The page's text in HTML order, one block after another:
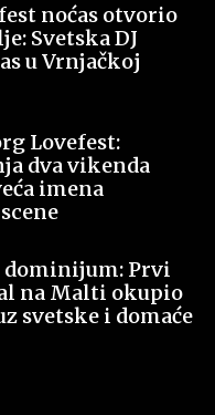
noćas otvorio
Svetska DJ
u Vrnjačkoj
Lovefest:
dva vikenda
imena
Prvi
na Malti okupio
svetske i domaće